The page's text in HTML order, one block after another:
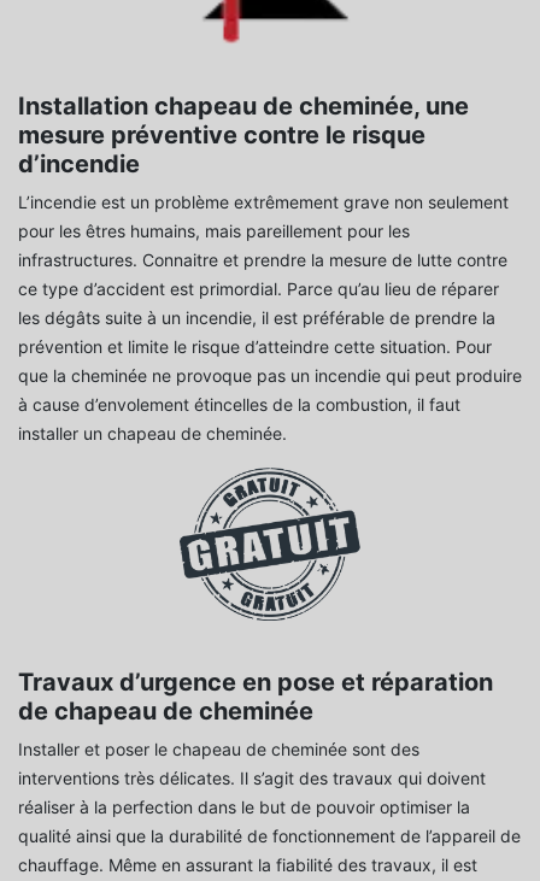
Installation chapeau de cheminée, une
mesure préventive contre le risque
d’incendie
L’incendie est un problème extrêmement grave non seulement
pour les êtres humains, mais pareillement pour les
infrastructures. Connaitre et prendre la mesure de lutte contre
ce type d’accident est primordial. Parce qu’au lieu de réparer
les dégâts suite à un incendie, il est préférable de prendre la
prévention et limite le risque d’atteindre cette situation. Pour
que la cheminée ne provoque pas un incendie qui peut produire
à cause d’envolement étincelles de la combustion, il faut
installer un chapeau de cheminée.
Travaux d’urgence en pose et réparation
de chapeau de cheminée
Installer et poser le chapeau de cheminée sont des
interventions très délicates. Il s’agit des travaux qui doivent
réaliser à la perfection dans le but de pouvoir optimiser la
qualité ainsi que la durabilité de fonctionnement de l’appareil de
chauffage. Même en assurant la fiabilité des travaux, il est